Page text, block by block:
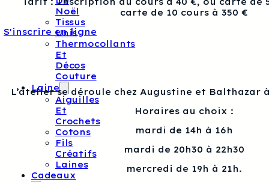
Noël
Tissus
Unis
Thermocollants
Et
Décos
Couture
Laine
Aiguilles
Et
Crochets
Cotons
Fils
Créatifs
Laines
Cadeaux
carte de 10 cours à 350 €
S'inscrire en ligne
L’atelier se déroule chez Augustine et Balthazar
Horaires au choix :
mardi de 14h à 16h
mardi de 20h30 à 22h30
mercredi de 19h à 21h.